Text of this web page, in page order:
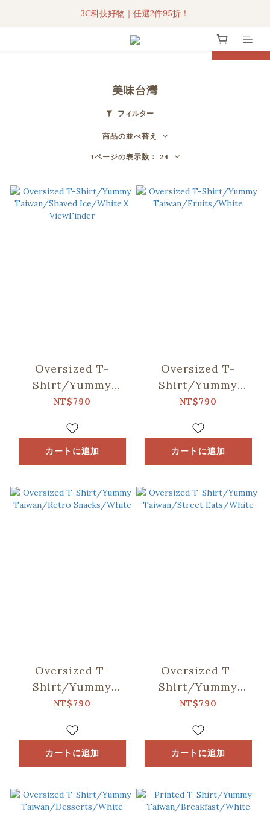
3C科技好物｜任選2件95折！
3C科技好物｜任選2件95折！
聯名iPhone手機殼現貨4折起🔥
3C科技好物｜任選2件95折！
prev
美味台灣
フィルター
商品の並べ替え
1ページの表示数： 24
Oversized T-
Shirt/Yummy
Taiwan/Shaved
ViewFinder
NT$790
カートに追加
Oversized T-
Shirt/Yummy
Taiwan/Fruits/White
NT$790
カートに追加
Oversized T-
Shirt/Yummy
Taiwan/Retro
NT$790
カートに追加
Oversized T-
Shirt/Yummy
Taiwan/Street
NT$790
カートに追加